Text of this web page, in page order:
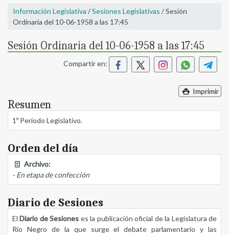
Información Legislativa /Sesiones Legislativas / Sesión
Ordinaria del 10-06-1958 a las 17:45
Sesión Ordinaria del 10-06-1958 a las 17:45
Compartir en:
Imprimir
Resumen
1º Período Legislativo.
Orden del día
Archivo:
- En etapa de confección
Diario de Sesiones
ElDiario de Sesiones es la publicación oficial de la Legislatura de
Río Negro de la que surge el debate parlamentario y las